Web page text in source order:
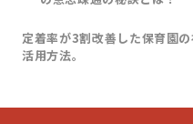
定着率が3割改善した保育園
活用方法。